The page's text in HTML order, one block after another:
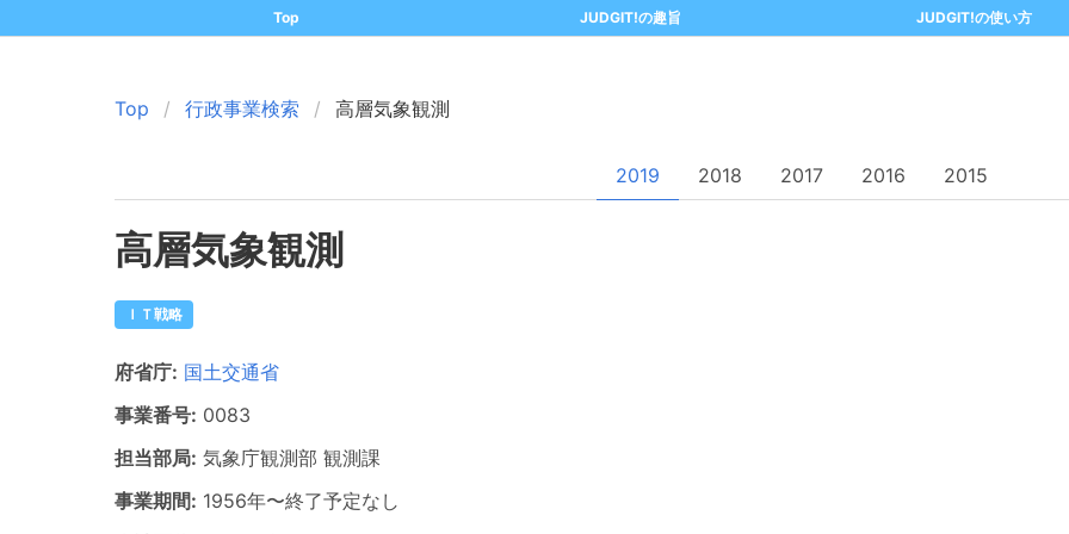
Top JUDGIT!の趣旨 JUDGIT!の使い方
Top 行政事業検索 高層気象観測
2019 2018 2017 2016 2015
高層気象観測
ＩＴ戦略
府省庁: 国土交通省
事業番号: 0083
担当部局: 気象庁観測部 観測課
事業期間: 1956年〜終了予定なし